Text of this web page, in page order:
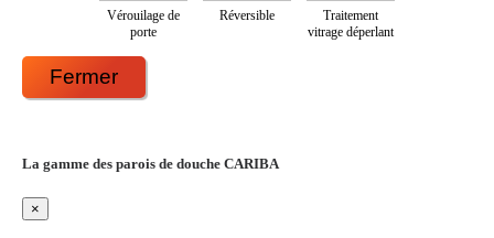
Vérouilage de
porte
Réversible
Traitement
vitrage déperlant
Fermer
La gamme des parois de douche CARIBA
×